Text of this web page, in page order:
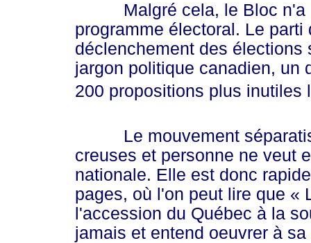
Malgré cela, le Bloc n'a
programme électoral. Le
déclenchement des élections
jargon politique canadien, un
200 propositions plus
Le mouvement
creuses et personne ne veut
nationale. Elle est donc
pages, où l'on peut lire que «
l'accession du Québec à la
jamais et entend oeuvrer à